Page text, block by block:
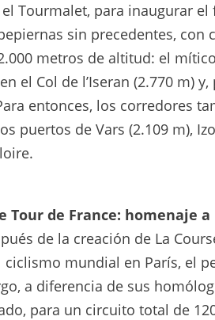
Tourmalet, para inaugurar
sin precedentes, con
metros de altitud: el
el Col de l’Iseran (2.770 m)
entonces, los corredores
puertos de Vars (2.109 m),
Tour de France: homenaje
de la creación de La
ciclismo mundial en París, el
a diferencia de sus
para un circuito total de